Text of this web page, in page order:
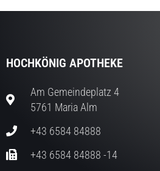
HOCHKÖNIG APOTHEKE
Am Gemeindeplatz 4
5761 Maria Alm
+43 6584 84888
+43 6584 84888 -14